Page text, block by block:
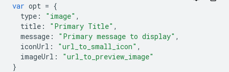
var opt = {
type : "image" ,
title : "Primary Title" ,
message : "Primary message to display" ,
iconUrl : "url_to_small_icon" ,
imageUrl :
"url_to_preview_image"
}